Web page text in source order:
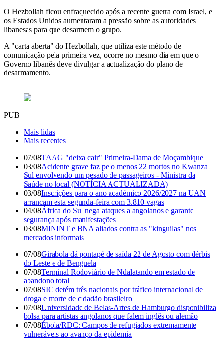
O Hezbollah ficou enfraquecido após a recente guerra com Israel, e
os Estados Unidos aumentaram a pressão sobre as autoridades
libanesas para que desarmem o grupo.
A "carta aberta" do Hezbollah, que utiliza este método de
comunicação pela primeira vez, ocorre no mesmo dia em que o
Governo libanês deve divulgar a actualização do plano de
desarmamento.
PUB
Mais lidas
Mais recentes
07/08TAAG "deixa cair" Primeira-Dama de Moçambique
03/08Acidente grave faz pelo menos 22 mortos no Kwanza
Sul envolvendo um pesado de passageiros - Ministra da
Saúde no local (NOTÍCIA ACTUALIZADA)
03/08Inscrições para o ano académico 2026/2027 na UAN
arrancam esta segunda-feira com 3.810 vagas
04/08África do Sul nega ataques a angolanos e garante
segurança após manifestações
03/08MININT e BNA aliados contra as "kinguilas" nos
mercados informais
07/08Girabola dá pontapé de saída 22 de Agosto com dérbis
do Leste e de Benguela
07/08Terminal Rodoviário de Ndalatando em estado de
abandono total
07/08SIC detém três nacionais por tráfico internacional de
droga e morte de cidadão brasileiro
07/08Universidade de Belas-Artes de Hamburgo disponibiliza
bolsa para artistas angolanos que falem inglês ou alemão
07/08Ébola/RDC: Campos de refugiados extremamente
vulneráveis ao avanço da epidemia